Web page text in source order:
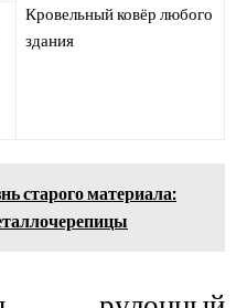
Кровельный ковёр любого
здания
старого материала: